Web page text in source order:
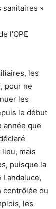
sanitaires »
l’OPE
les
pour ne
les
le début
année que
mais
puisque la
Landaluce,
contrôlée du
les